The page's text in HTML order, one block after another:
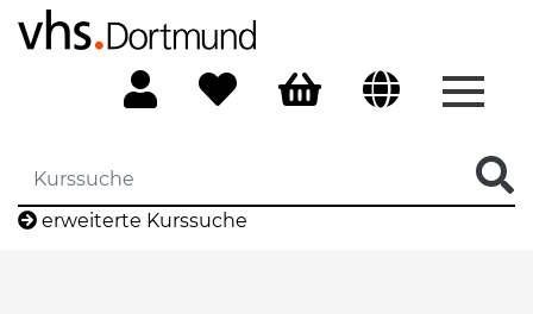
erweiterte Kurssuche